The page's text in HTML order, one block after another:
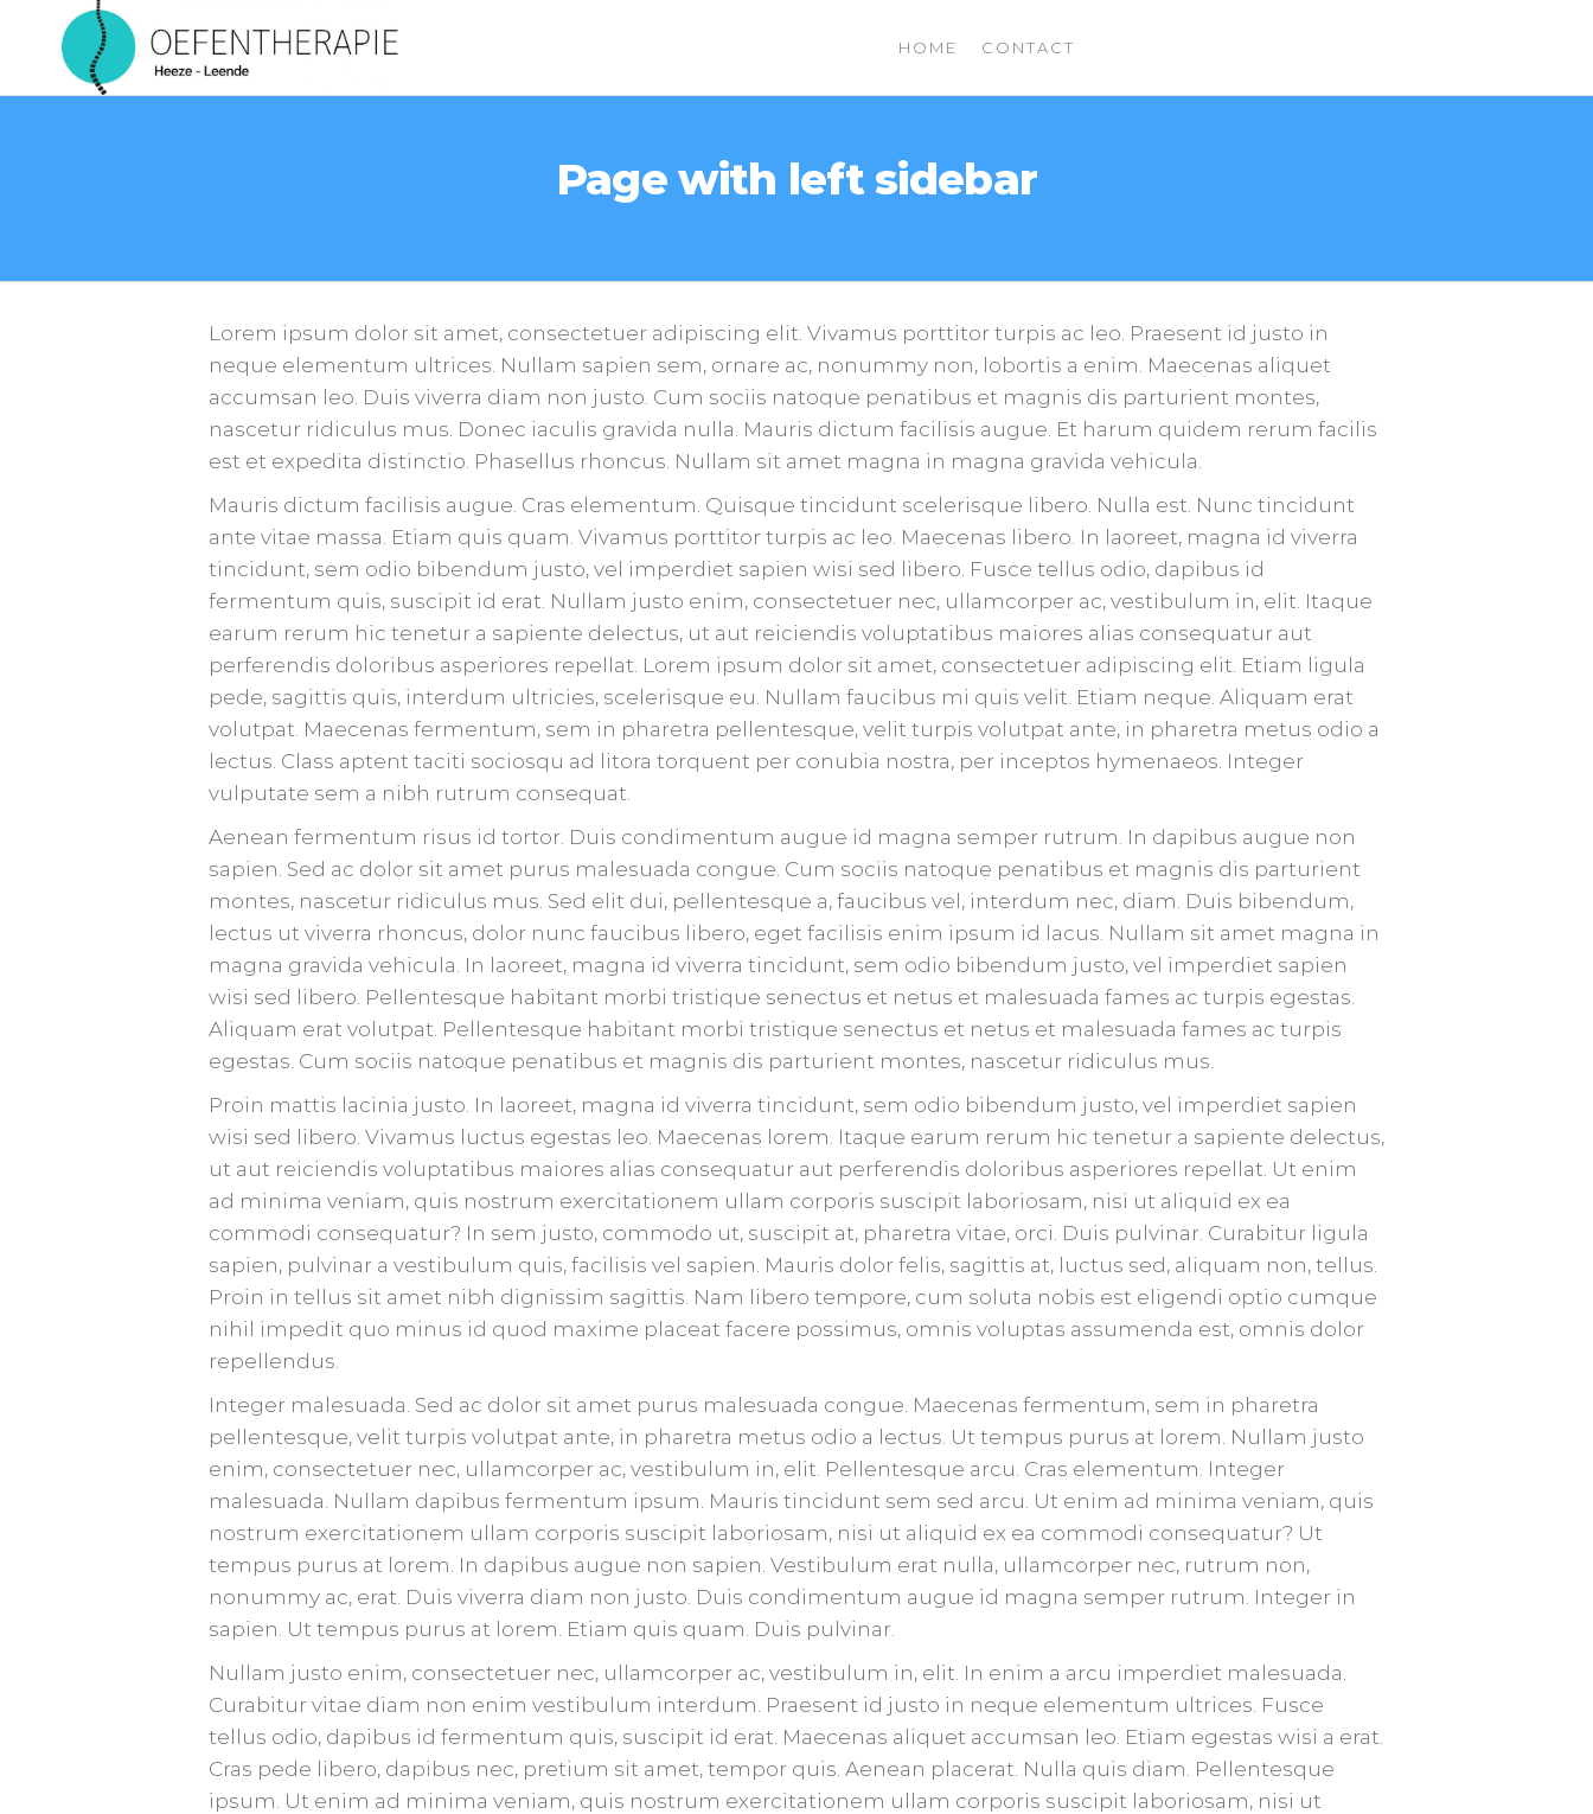
OEFENTHERAPIEHEEZELEENDE
HOME CONTACT
Page with left sidebar
Lorem ipsum dolor sit amet, consectetuer adipiscing elit. Vivamus porttitor turpis ac leo. Praesent id justo in
neque elementum ultrices. Nullam sapien sem, ornare ac, nonummy non, lobortis a enim. Maecenas aliquet
accumsan leo. Duis viverra diam non justo. Cum sociis natoque penatibus et magnis dis parturient montes,
nascetur ridiculus mus. Donec iaculis gravida nulla. Mauris dictum facilisis augue. Et harum quidem rerum facilis
est et expedita distinctio. Phasellus rhoncus. Nullam sit amet magna in magna gravida vehicula.
Mauris dictum facilisis augue. Cras elementum. Quisque tincidunt scelerisque libero. Nulla est. Nunc tincidunt
ante vitae massa. Etiam quis quam. Vivamus porttitor turpis ac leo. Maecenas libero. In laoreet, magna id viverra
tincidunt, sem odio bibendum justo, vel imperdiet sapien wisi sed libero. Fusce tellus odio, dapibus id
fermentum quis, suscipit id erat. Nullam justo enim, consectetuer nec, ullamcorper ac, vestibulum in, elit. Itaque
earum rerum hic tenetur a sapiente delectus, ut aut reiciendis voluptatibus maiores alias consequatur aut
perferendis doloribus asperiores repellat. Lorem ipsum dolor sit amet, consectetuer adipiscing elit. Etiam ligula
pede, sagittis quis, interdum ultricies, scelerisque eu. Nullam faucibus mi quis velit. Etiam neque. Aliquam erat
volutpat. Maecenas fermentum, sem in pharetra pellentesque, velit turpis volutpat ante, in pharetra metus odio a
lectus. Class aptent taciti sociosqu ad litora torquent per conubia nostra, per inceptos hymenaeos. Integer
vulputate sem a nibh rutrum consequat.
Aenean fermentum risus id tortor. Duis condimentum augue id magna semper rutrum. In dapibus augue non
sapien. Sed ac dolor sit amet purus malesuada congue. Cum sociis natoque penatibus et magnis dis parturient
montes, nascetur ridiculus mus. Sed elit dui, pellentesque a, faucibus vel, interdum nec, diam. Duis bibendum,
lectus ut viverra rhoncus, dolor nunc faucibus libero, eget facilisis enim ipsum id lacus. Nullam sit amet magna in
magna gravida vehicula. In laoreet, magna id viverra tincidunt, sem odio bibendum justo, vel imperdiet sapien
wisi sed libero. Pellentesque habitant morbi tristique senectus et netus et malesuada fames ac turpis egestas.
Aliquam erat volutpat. Pellentesque habitant morbi tristique senectus et netus et malesuada fames ac turpis
egestas. Cum sociis natoque penatibus et magnis dis parturient montes, nascetur ridiculus mus.
Proin mattis lacinia justo. In laoreet, magna id viverra tincidunt, sem odio bibendum justo, vel imperdiet sapien
wisi sed libero. Vivamus luctus egestas leo. Maecenas lorem. Itaque earum rerum hic tenetur a sapiente delectus,
ut aut reiciendis voluptatibus maiores alias consequatur aut perferendis doloribus asperiores repellat. Ut enim
ad minima veniam, quis nostrum exercitationem ullam corporis suscipit laboriosam, nisi ut aliquid ex ea
commodi consequatur? In sem justo, commodo ut, suscipit at, pharetra vitae, orci. Duis pulvinar. Curabitur ligula
sapien, pulvinar a vestibulum quis, facilisis vel sapien. Mauris dolor felis, sagittis at, luctus sed, aliquam non, tellus.
Proin in tellus sit amet nibh dignissim sagittis. Nam libero tempore, cum soluta nobis est eligendi optio cumque
nihil impedit quo minus id quod maxime placeat facere possimus, omnis voluptas assumenda est, omnis dolor
repellendus.
Integer malesuada. Sed ac dolor sit amet purus malesuada congue. Maecenas fermentum, sem in pharetra
pellentesque, velit turpis volutpat ante, in pharetra metus odio a lectus. Ut tempus purus at lorem. Nullam justo
enim, consectetuer nec, ullamcorper ac, vestibulum in, elit. Pellentesque arcu. Cras elementum. Integer
malesuada. Nullam dapibus fermentum ipsum. Mauris tincidunt sem sed arcu. Ut enim ad minima veniam, quis
nostrum exercitationem ullam corporis suscipit laboriosam, nisi ut aliquid ex ea commodi consequatur? Ut
tempus purus at lorem. In dapibus augue non sapien. Vestibulum erat nulla, ullamcorper nec, rutrum non,
nonummy ac, erat. Duis viverra diam non justo. Duis condimentum augue id magna semper rutrum. Integer in
sapien. Ut tempus purus at lorem. Etiam quis quam. Duis pulvinar.
Nullam justo enim, consectetuer nec, ullamcorper ac, vestibulum in, elit. In enim a arcu imperdiet malesuada.
Curabitur vitae diam non enim vestibulum interdum. Praesent id justo in neque elementum ultrices. Fusce
tellus odio, dapibus id fermentum quis, suscipit id erat. Maecenas aliquet accumsan leo. Etiam egestas wisi a erat.
Cras pede libero, dapibus nec, pretium sit amet, tempor quis. Aenean placerat. Nulla quis diam. Pellentesque
ipsum. Ut enim ad minima veniam, quis nostrum exercitationem ullam corporis suscipit laboriosam, nisi ut